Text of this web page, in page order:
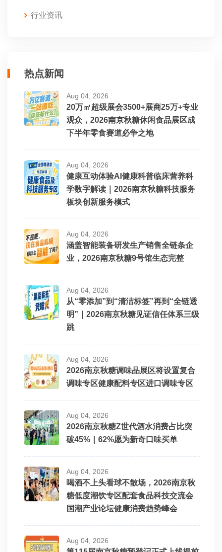
行业资讯
热点新闻
Aug 04, 2026
20万㎡超级展会3500+展商25万+专业
观众，2026南京秋糖休闲食品展区成
下半年零食赛道必争之地
Aug 04, 2026
健康互动体验AI健康科普临床营养科
学数字解读｜2026南京秋糖科技服务
板块创新服务模式
Aug 04, 2026
涵盖智能装备研发生产销售全链条企
业，2026南京秋糖9号馆生态完整
Aug 04, 2026
从“零添加”到“清洁标签”再到“全链透
明”｜2026南京秋糖见证信任体系三级
跳
Aug 04, 2026
2026南京秋糖调味品展区将设置复合
调味专区健康配料专区进口调味专区
Aug 04, 2026
2026南京秋糖Z世代酒水消费占比突
破45%｜62%愿为新奇口味买单
Aug 04, 2026
喝酒不上头看球不散场，2026南京秋
糖低度潮饮专区配套食品科技交流会
国潮产业论坛健康消费趋势峰会
Aug 04, 2026